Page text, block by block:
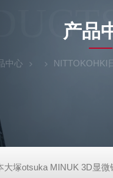
产品
中心 NITTOKOHKI
大塚otsuka MINUK 3D显微